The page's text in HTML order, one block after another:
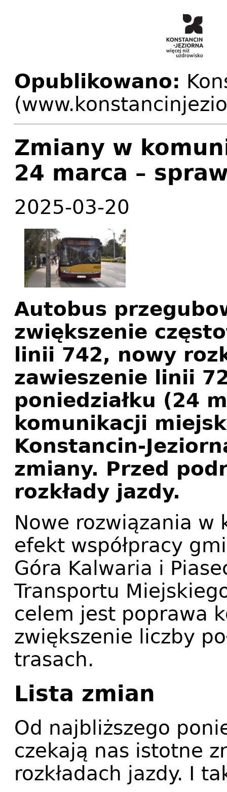
Opublikowano:
Zmiany w
24 marca –
2025-03-20
Autobus
zwiększenie
linii 742, nowy
zawieszenie linii
poniedziałku (24
komunikacji
Konstancin-
zmiany. Przed
rozkłady jazdy.
Nowe rozwiązania
efekt współpracy
Góra Kalwaria i
Transportu
celem jest poprawa
zwiększenie liczby
trasach.
Lista zmian
Od najbliższego
czekają nas istotne
rozkładach jazdy. I